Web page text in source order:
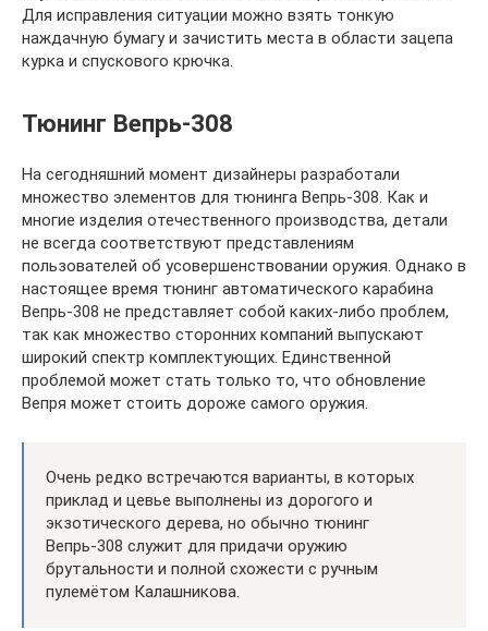
Для исправления ситуации можно взять тонкую
наждачную бумагу и зачистить места в области зацепа
курка и спускового крючка.
Тюнинг Вепрь-308
На сегодняшний момент дизайнеры разработали
множество элементов для тюнинга Вепрь-308. Как и
многие изделия отечественного производства, детали
не всегда соответствуют представлениям
пользователей об усовершенствовании оружия. Однако в
настоящее время тюнинг автоматического карабина
Вепрь-308 не представляет собой каких-либо проблем,
так как множество сторонних компаний выпускают
широкий спектр комплектующих. Единственной
проблемой может стать только то, что обновление
Вепря может стоить дороже самого оружия.
Очень редко встречаются варианты, в которых
приклад и цевье выполнены из дорогого и
экзотического дерева, но обычно тюнинг
Вепрь-308 служит для придачи оружию
брутальности и полной схожести с ручным
пулемётом Калашникова.